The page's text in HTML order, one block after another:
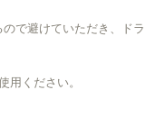
で避けていただき、ドラ
用ください。